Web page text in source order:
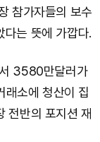
참가자들의 보수
다는 뜻에 가깝다.
3580만달러가
소에 청산이 집
전반의 포지션 재